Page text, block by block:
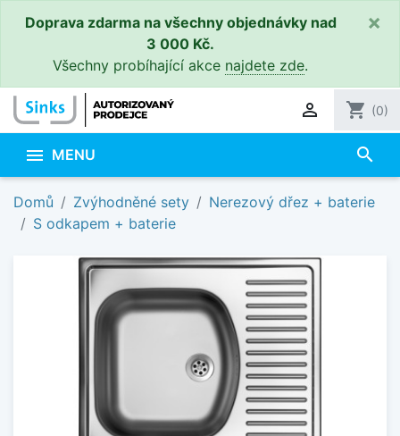
Doprava zdarma na všechny objednávky nad
3 000 Kč.
Všechny probíhající akce najdete zde.
×
 shopping_cart (0)
 MENU search
Domů Zvýhodněné sety
Nerezový dřez + baterie
S odkapem + baterie